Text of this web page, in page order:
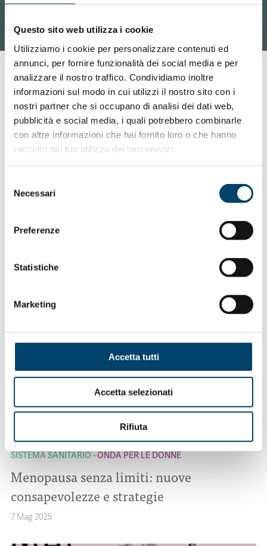
Questo sito web utilizza i cookie
Utilizziamo i cookie per personalizzare contenuti ed
annunci, per fornire funzionalità dei social media e per
analizzare il nostro traffico. Condividiamo inoltre
informazioni sul modo in cui utilizzi il nostro sito con i
nostri partner che si occupano di analisi dei dati web,
pubblicità e social media, i quali potrebbero combinarle
con altre informazioni che hai fornito loro o che hanno
raccolto dal tuo utilizzo dei loro servizi.
delNecessari
Preferenze
Statistiche
Marketing
Accetta tutti
Accetta selezionati
Rifiuta
ONDA PER LE DONNE
ONDA ONDANOTIZIE ONDA PER I GIORNALISTI ONDA PER IL
SISTEMA SANITARIO
ONDA PER LE DONNE
Menopausa senza limiti: nuove
consapevolezze e strategie
7 Mag 2025